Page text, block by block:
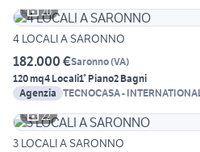
20
4 LOCALI A SARONNO
182.000 €Saronno(VA)
120 mq4 Locali1° Piano2 Bagni
Agenzia
22
3 LOCALI A SARONNO